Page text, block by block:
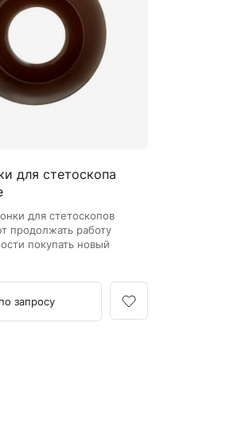
для стетоскопа
для стетоскопов
продолжать работу
покупать новый
запросу